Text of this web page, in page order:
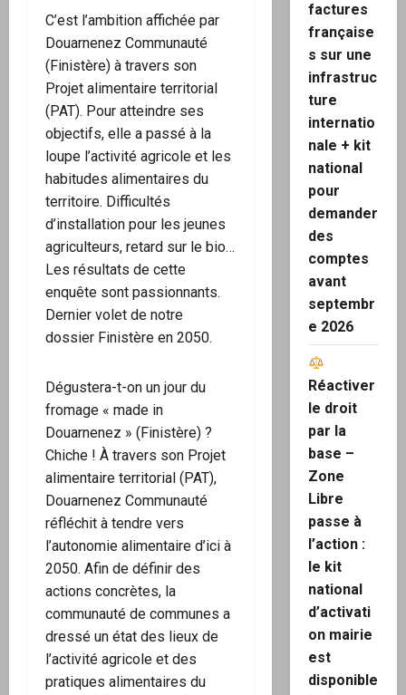
​C’est l’ambition affichée par
Douarnenez Communauté
(Finistère) à travers son
Projet alimentaire territorial
(PAT). Pour atteindre ses
objectifs, elle a passé à la
loupe l’activité agricole et les
habitudes alimentaires du
territoire. Difficultés
d’installation pour les jeunes
agriculteurs, retard sur le bio…
Les résultats de cette
enquête sont passionnants.
Dernier volet de notre
dossier Finistère en 2050.
Dégustera-t-on un jour du
fromage « made in
Douarnenez » (Finistère) ?
Chiche ! À travers son Projet
alimentaire territorial (PAT),
Douarnenez Communauté
réfléchit à tendre vers
l’autonomie alimentaire d’ici à
2050. Afin de définir des
actions concrètes, la
communauté de communes a
dressé un état des lieux de
l’activité agricole et des
pratiques alimentaires du
factures
française
s sur une
infrastruc
ture
internatio
nale + kit
national
pour
demander
des
comptes
avant
septembr
e 2026
Réactiver
le droit
par la
base –
Zone
Libre
passe à
l’action :
le kit
national
d’activati
on mairie
est
disponible